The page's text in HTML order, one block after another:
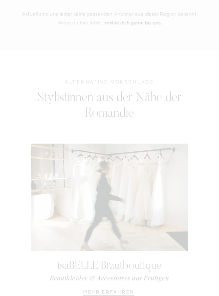
Aktuell sind uns leider keine passenden Anbieter aus dieser Region bekannt.
Wenn du hier fehlst, melde dich gerne bei uns.
ALTERNATIVE VORSCHLÄGE
Stylistinnen aus der Nähe der
Romandie
isaBELLE Brautboutique
Brautkleider & Accessoires aus Frutigen
MEHR ERFAHREN